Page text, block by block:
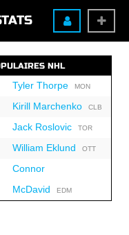
NHL
Tyler ThorpeMON
Kirill MarchenkoCLB
Jack RoslovicTOR
William Eklund OTT
Connor
McDavid EDM